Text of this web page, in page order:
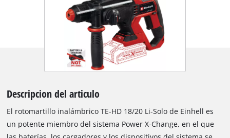
Descripcion del articulo
El rotomartillo inalámbrico TE-HD 18/20 Li-Solo de Einhell es
un potente miembro del sistema Power X-Change, en el que